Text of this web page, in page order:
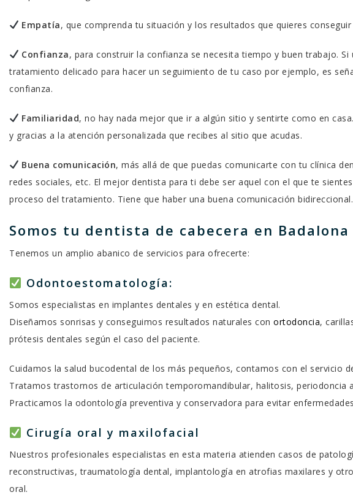
Empatía, que comprenda tu situación y los resultados que quieres
Confianza, para construir la confianza se necesita tiempo y buen trabajo.
tratamiento delicado para hacer un seguimiento de tu caso por ejemplo, es
confianza.
Familiaridad, no hay nada mejor que ir a algún sitio y sentirte como en
y gracias a la atención personalizada que recibes al sitio que acudas.
Buena comunicación, más allá de que puedas comunicarte con tu clínica
redes sociales, etc. El mejor dentista para ti debe ser aquel con el que te
proceso del tratamiento. Tiene que haber una buena comunicación bidireccional.
Somos tu dentista de cabecera en Badalona
Tenemos un amplio abanico de servicios para ofrecerte:
Odontoestomatología:
Somos especialistas en implantes dentales y en estética dental.
Diseñamos sonrisas y conseguimos resultados naturales con ortodoncia,
prótesis dentales según el caso del paciente.
Cuidamos la salud bucodental de los más pequeños, contamos con el servicio
Tratamos trastornos de articulación temporomandibular, halitosis, periodoncia
Practicamos la odontología preventiva y conservadora para evitar
Cirugía oral y maxilofacial
Nuestros profesionales especialistas en esta materia atienden casos de
reconstructivas, traumatología dental, implantología en atrofias maxilares y
oral.